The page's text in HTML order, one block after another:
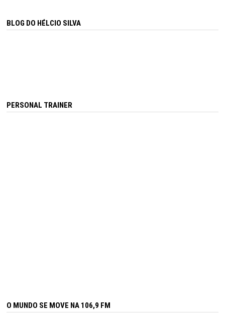
BLOG DO HÉLCIO SILVA
PERSONAL TRAINER
O MUNDO SE MOVE NA 106,9 FM